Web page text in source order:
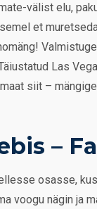
välist elu,
et
Las
siit –
–
osasse,
voogu nägin